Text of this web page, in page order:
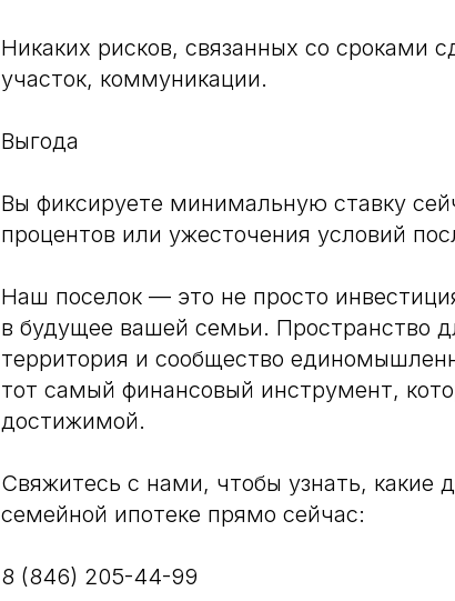
Никаких рисков, связанных со сроками
участок, коммуникации.
Выгода
Вы фиксируете минимальную ставку
процентов или ужесточения условий
Наш поселок — это не просто
в будущее вашей семьи. Пространство
территория и сообщество
тот самый финансовый инструмент,
достижимой.
Свяжитесь с нами, чтобы узнать, какие
семейной ипотеке прямо сейчас:
8 (846) 205-44-99